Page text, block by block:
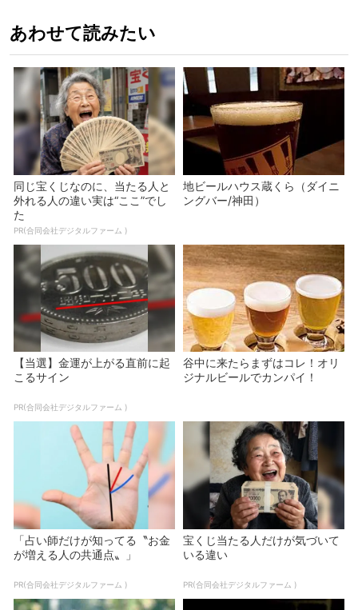
あわせて読みたい
同じ宝くじなのに、当たる人と
外れる人の違い実は“ここ”でし
た
PR(合同会社デジタルファーム )
地ビールハウス蔵くら（ダイニ
ングバー/神田）
【当選】金運が上がる直前に起
こるサイン
PR(合同会社デジタルファーム )
谷中に来たらまずはコレ！オリ
ジナルビールでカンパイ！
「占い師だけが知ってる〝お金
が増える人の共通点〟」
PR(合同会社デジタルファーム )
宝くじ当たる人だけが気づいて
いる違い
PR(合同会社デジタルファーム )